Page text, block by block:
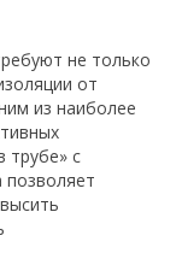
не только
от
из наиболее
трубе» с
позволяет